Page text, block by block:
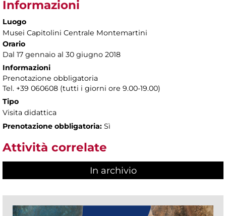
Informazioni
Luogo
Musei Capitolini Centrale Montemartini
Orario
Dal 17 gennaio al 30 giugno 2018
Informazioni
Prenotazione obbligatoria
Tel. +39 060608 (tutti i giorni ore 9.00-19.00)
Tipo
Visita didattica
Prenotazione obbligatoria: Sì
Attività correlate
In archivio